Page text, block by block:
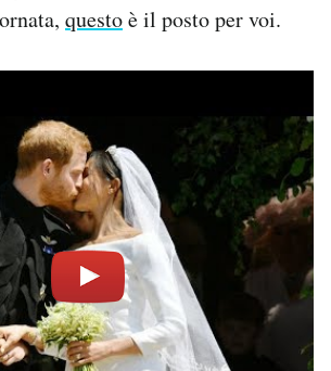
questoè il posto per voi.